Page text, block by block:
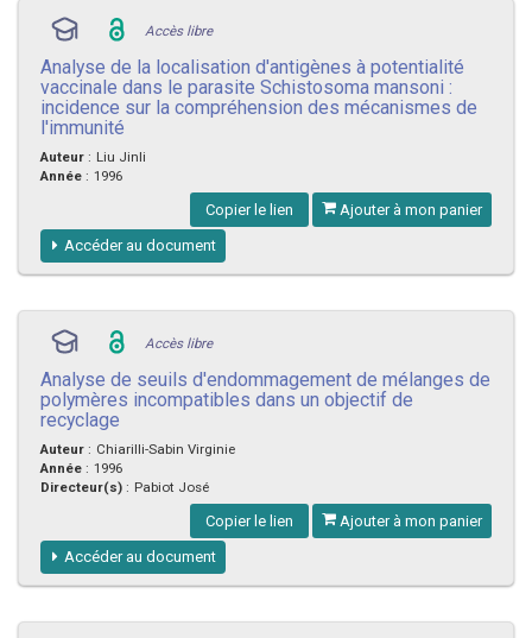
Accès libre
Analyse de la localisation d'antigènes à potentialité
vaccinale dans le parasite Schistosoma mansoni :
incidence sur la compréhension des mécanismes de
l'immunité
Auteur : Liu Jinli
Année : 1996
Copier le lien Ajouter à mon panier
Accéder au document
Accès libre
Analyse de seuils d'endommagement de mélanges de
polymères incompatibles dans un objectif de
recyclage
Auteur : Chiarilli-Sabin Virginie
Année : 1996
Directeur(s) : Pabiot José
Copier le lien Ajouter à mon panier
Accéder au document